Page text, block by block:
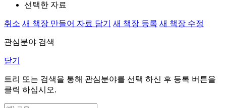
선택한 자료
취소 새 책장 만들어 자료 담기 새 책장 등록 새 책장 수정
관심분야 검색
닫기
트리 또는 검색을 통해 관심분야를 선택 하신 후 등록 버튼을
클릭 하십시오.